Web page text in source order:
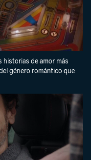
historias de amor más
género romántico que